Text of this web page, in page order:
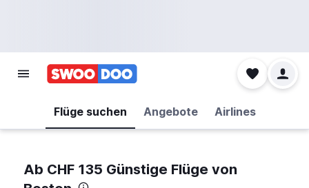
Flüge suchen Angebote Airlines
Ab CHF 135 Günstige Flüge von